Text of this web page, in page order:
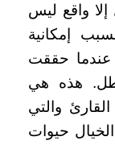
إلا واقع ليس
إمكانية
عندما حققت
هذه هي
والتي
حيوات